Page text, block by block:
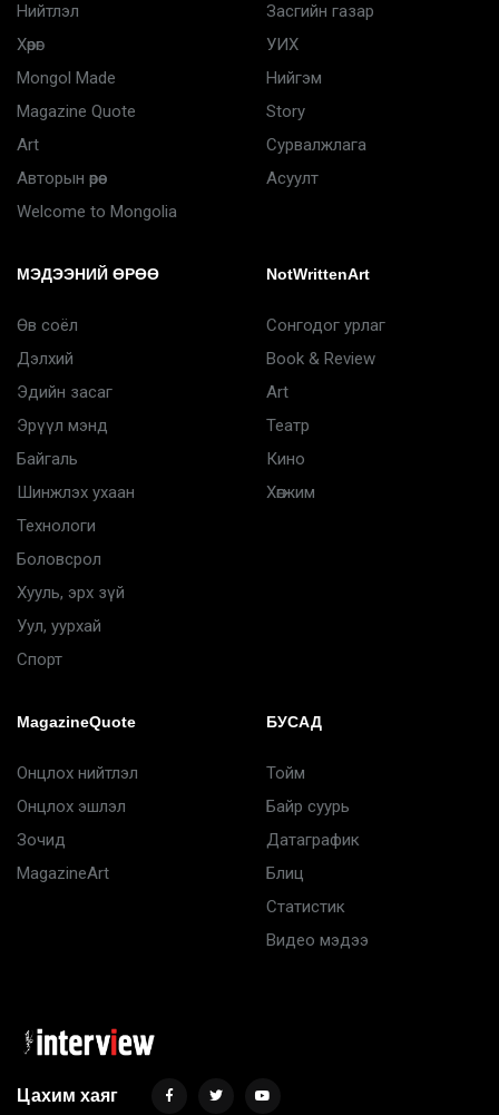
Нийтлэл
Хөрөг
Mongol Made
Magazine Quote
Art
Авторын өрөө
Welcome to Mongolia
Засгийн газар
УИХ
Нийгэм
Story
Сурвалжлага
Асуулт
МЭДЭЭНИЙ ӨРӨӨ
Өв соёл
Дэлхий
Эдийн засаг
Эрүүл мэнд
Байгаль
Шинжлэх ухаан
Технологи
Боловсрол
Хууль, эрх зүй
Уул, уурхай
Спорт
NotWrittenArt
Сонгодог урлаг
Book & Review
Art
Театр
Кино
Хөгжим
MagazineQuote
Онцлох нийтлэл
Онцлох эшлэл
Зочид
MagazineArt
БУСАД
Тойм
Байр суурь
Датаграфик
Блиц
Статистик
Видео мэдээ
Цахим хаяг